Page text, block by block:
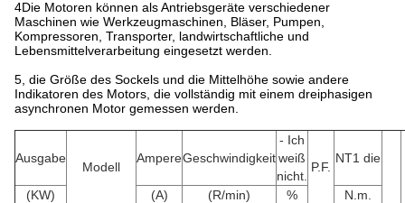
4Die Motoren können als Antriebsgeräte verschiedener
Maschinen wie Werkzeugmaschinen, Bläser, Pumpen,
Kompressoren, Transporter, landwirtschaftliche und
Lebensmittelverarbeitung eingesetzt werden.
5, die Größe des Sockels und die Mittelhöhe sowie andere
Indikatoren des Motors, die vollständig mit einem dreiphasigen
asynchronen Motor gemessen werden.
Ausgabe
Modell
AmpereGeschwindigkeit
- Ich
weiß
nicht.
P.F.
NT1 die
(KW) (A) (R/min) %
N.m.